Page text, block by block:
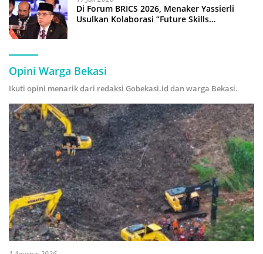
Di Forum BRICS 2026, Menaker Yassierli
Usulkan Kolaborasi “Future Skills
Opini Warga Bekasi
Ikuti opini menarik dari redaksi Gobekasi.id dan warga Bekasi.